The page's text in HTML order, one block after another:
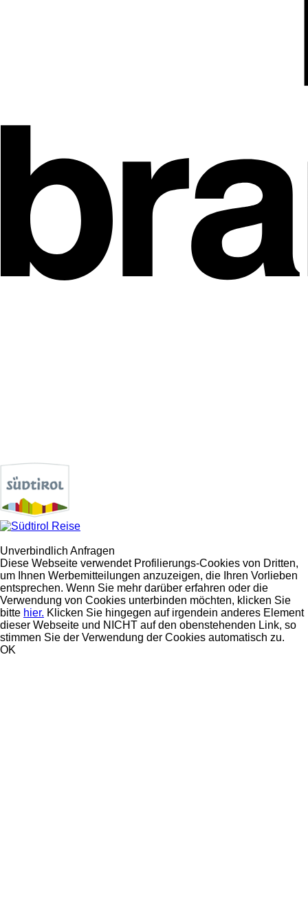
Unverbindlich Anfragen
Diese Webseite verwendet Profilierungs-Cookies von Dritten,
um Ihnen Werbemitteilungen anzuzeigen, die Ihren Vorlieben
entsprechen. Wenn Sie mehr darüber erfahren oder die
Verwendung von Cookies unterbinden möchten, klicken Sie
bitte hier. Klicken Sie hingegen auf irgendein anderes Element
dieser Webseite und NICHT auf den obenstehenden Link, so
stimmen Sie der Verwendung der Cookies automatisch zu.
OK